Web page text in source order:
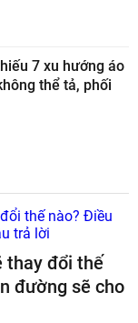
7 xu hướng áo
thể tả, phối
thay đổi thế
đường sẽ cho